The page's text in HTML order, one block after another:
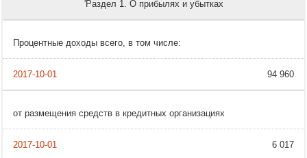
'Раздел 1. О прибылях и убытках
Процентные доходы всего, в том числе:
94 960
от размещения средств в кредитных организациях
6 017